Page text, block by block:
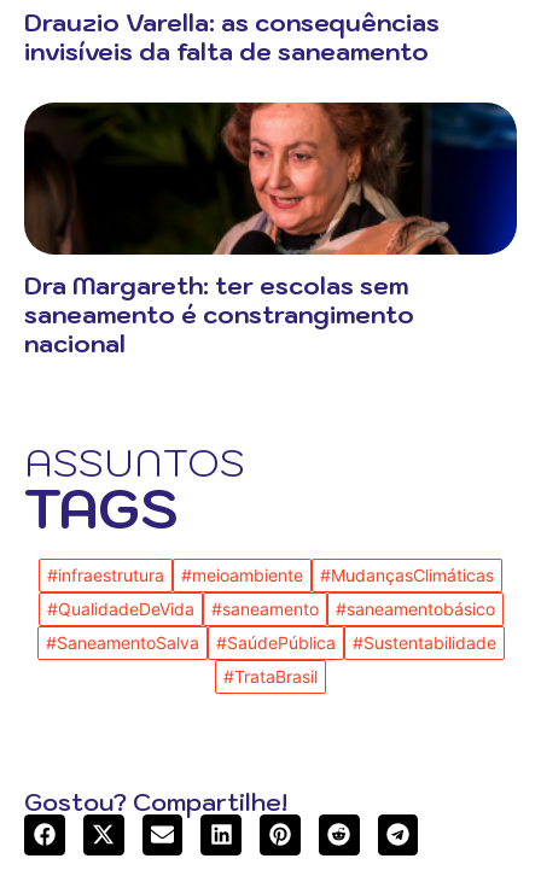
Drauzio Varella: as consequências
invisíveis da falta de saneamento
Dra Margareth: ter escolas sem
saneamento é constrangimento
nacional
ASSUNTOS
TAGS
#infraestrutura #meioambiente
#MudançasClimáticas
#QualidadeDeVida
#saneamento
#saneamentobásico
#SaneamentoSalva
#SaúdePública
#Sustentabilidade
#TrataBrasil
Gostou? Compartilhe!